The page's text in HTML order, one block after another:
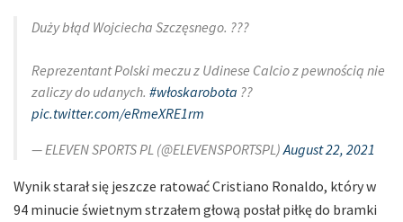
Duży błąd Wojciecha Szczęsnego. ???
Reprezentant Polski meczu z Udinese Calcio z pewnością nie
zaliczy do udanych. #włoskarobota ??
pic.twitter.com/eRmeXRE1rm
— ELEVEN SPORTS PL (@ELEVENSPORTSPL)August 22, 2021
Wynik starał się jeszcze ratować Cristiano Ronaldo, który w
94 minucie świetnym strzałem głową posłał piłkę do bramki